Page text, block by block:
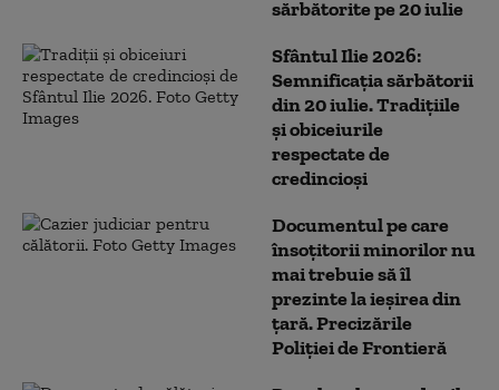
sărbătorite pe 20 iulie
Sfântul Ilie 2026:
Semnificația sărbătorii
din 20 iulie. Tradițiile
și obiceiurile
respectate de
credincioși
Documentul pe care
însoțitorii minorilor nu
mai trebuie să îl
prezinte la ieșirea din
țară. Precizările
Poliției de Frontieră